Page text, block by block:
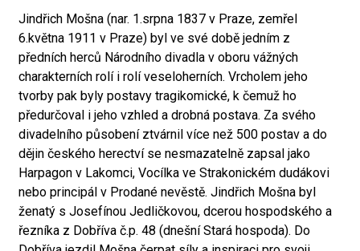
Jindřich Mošna (nar. 1.srpna 1837 v Praze, zemřel
6.května 1911 v Praze) byl ve své době jedním z
předních herců Národního divadla v oboru vážných
charakterních rolí i rolí veseloherních. Vrcholem jeho
tvorby pak byly postavy tragikomické, k čemuž ho
předurčoval i jeho vzhled a drobná postava. Za svého
divadelního působení ztvárnil více než 500 postav a do
dějin českého herectví se nesmazatelně zapsal jako
Harpagon v Lakomci, Vocílka ve Strakonickém dudákovi
nebo principál v Prodané nevěstě. Jindřich Mošna byl
ženatý s Josefínou Jedličkovou, dcerou hospodského a
řezníka z Dobříva č.p. 48 (dnešní Stará hospoda). Do